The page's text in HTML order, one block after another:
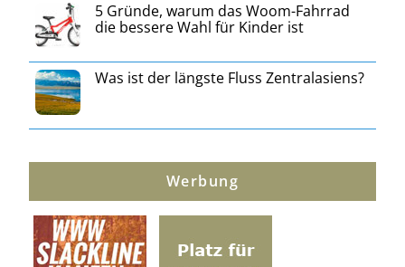
5 Gründe, warum das Woom-Fahrrad
die bessere Wahl für Kinder ist
Was ist der längste Fluss Zentralasiens?
Werbung